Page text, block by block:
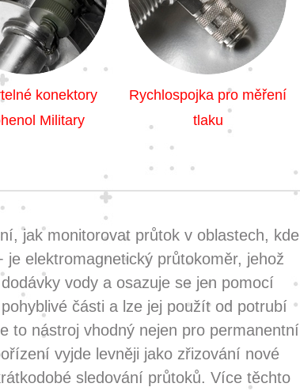
konektory
Military
Rychlospojka pro měření
tlaku
jak monitorovat průtok v oblastech, kde
elektromagnetický průtokoměr, jehož
vody a osazuje se jen pomocí
části a lze jej použít od potrubí
to nástroj vhodný nejen pro permanentní
vyjde levněji jako zřizování nové
sledování průtoků. Více těchto